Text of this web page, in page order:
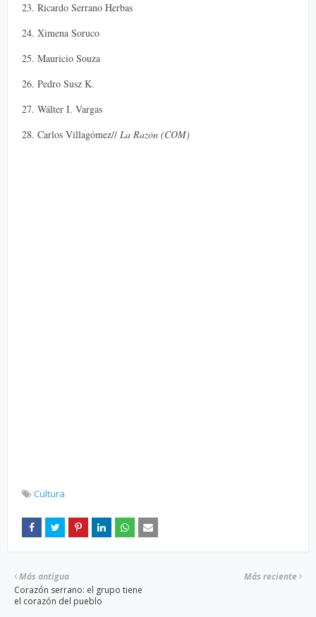
23. Ricardo Serrano Herbas
24. Ximena Soruco
25. Mauricio Souza
26. Pedro Susz K.
27. Wálter I. Vargas
28. Carlos Villagómez// La Razón (COM)
Cultura
Más reciente
Más antigua
Corazón serrano: el grupo tiene
el corazón del pueblo